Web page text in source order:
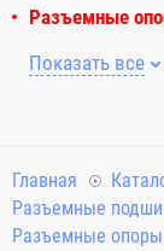
Разъемные
Показать все
Главная
Разъемные
Разъемные опоры